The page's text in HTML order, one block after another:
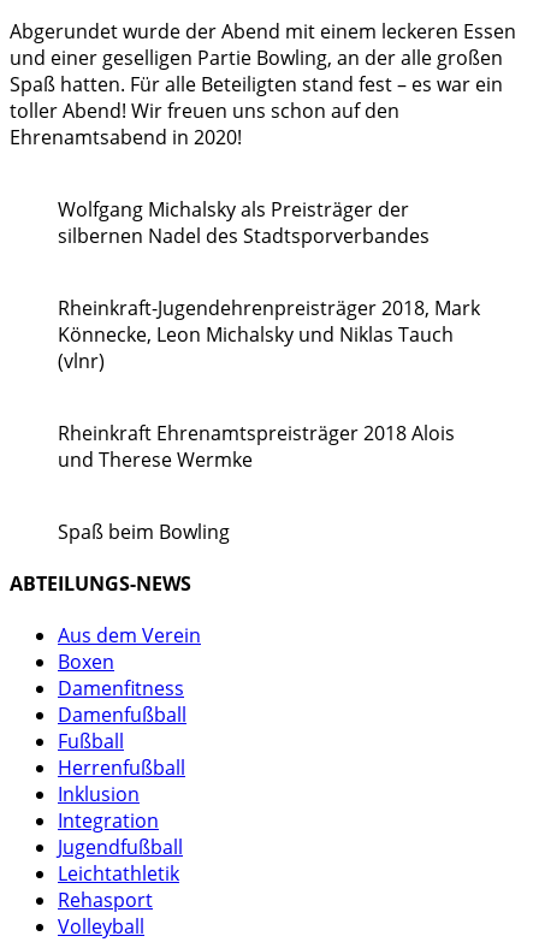
Abgerundet wurde der Abend mit einem leckeren Essen
und einer geselligen Partie Bowling, an der alle großen
Spaß hatten. Für alle Beteiligten stand fest – es war ein
toller Abend! Wir freuen uns schon auf den
Ehrenamtsabend in 2020!
Wolfgang Michalsky als Preisträger der
silbernen Nadel des Stadtsporverbandes
Rheinkraft-Jugendehrenpreisträger 2018, Mark
Könnecke, Leon Michalsky und Niklas Tauch
(vlnr)
Rheinkraft Ehrenamtspreisträger 2018 Alois
und Therese Wermke
Spaß beim Bowling
ABTEILUNGS-NEWS
Aus dem Verein
Boxen
Damenfitness
Damenfußball
Fußball
Herrenfußball
Inklusion
Integration
Jugendfußball
Leichtathletik
Rehasport
Volleyball